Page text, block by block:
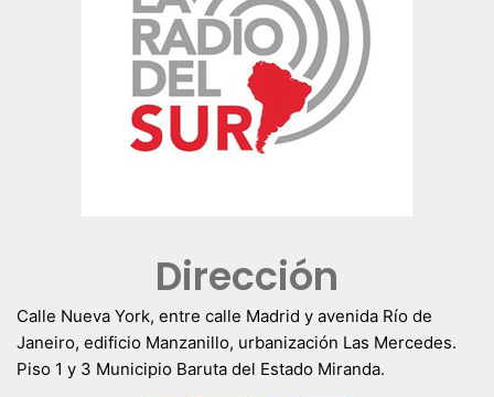
Dirección
Calle Nueva York, entre calle Madrid y avenida Río de
Janeiro, edificio Manzanillo, urbanización Las Mercedes.
Piso 1 y 3 Municipio Baruta del Estado Miranda.